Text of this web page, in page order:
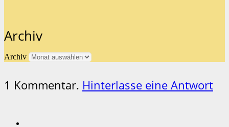
Archiv
Archiv
1 Kommentar. Hinterlasse eine Antwort